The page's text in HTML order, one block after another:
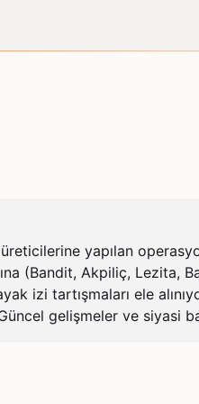
yapılan
(Bandit, Akpiliç, Lezita,
izi tartışmaları ele
gelişmeler ve siyasi